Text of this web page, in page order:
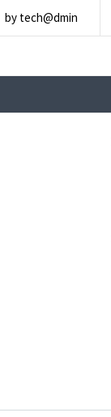
by tech@dmin